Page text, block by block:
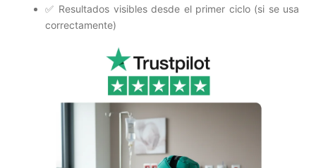
✅ Resultados visibles desde el primer ciclo (si se usa
correctamente)